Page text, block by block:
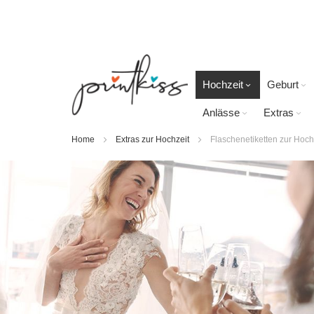
Hochzeit Geburt
Anlässe Extras
Home Extras zur Hochzeit Flaschenetiketten zur